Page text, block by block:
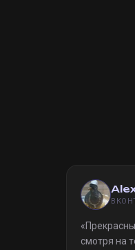
«
смотря на